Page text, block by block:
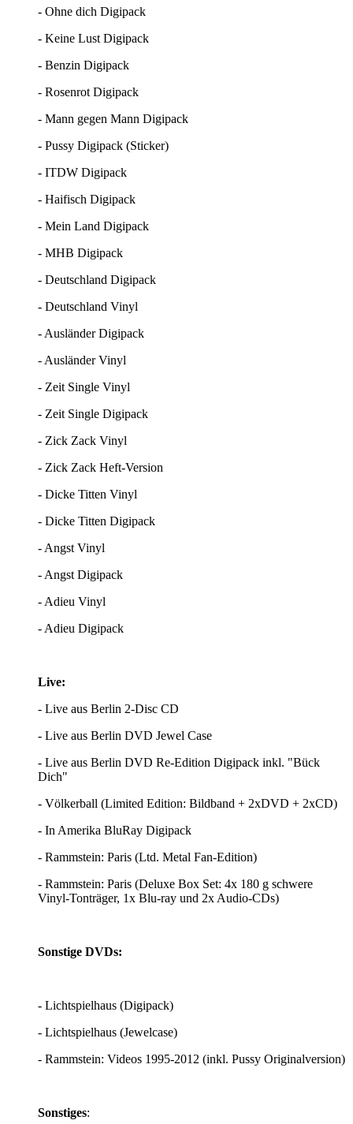
- Ohne dich Digipack
- Keine Lust Digipack
- Benzin Digipack
- Rosenrot Digipack
- Mann gegen Mann Digipack
- Pussy Digipack (Sticker)
- ITDW Digipack
- Haifisch Digipack
- Mein Land Digipack
- MHB Digipack
- Deutschland Digipack
- Deutschland Vinyl
- Ausländer Digipack
- Ausländer Vinyl
- Zeit Single Vinyl
- Zeit Single Digipack
- Zick Zack Vinyl
- Zick Zack Heft-Version
- Dicke Titten Vinyl
- Dicke Titten Digipack
- Angst Vinyl
- Angst Digipack
- Adieu Vinyl
- Adieu Digipack
Live:
- Live aus Berlin 2-Disc CD
- Live aus Berlin DVD Jewel Case
- Live aus Berlin DVD Re-Edition Digipack inkl. "Bück
Dich"
- Völkerball (Limited Edition: Bildband + 2xDVD + 2xCD)
- In Amerika BluRay Digipack
- Rammstein: Paris (Ltd. Metal Fan-Edition)
- Rammstein: Paris (Deluxe Box Set: 4x 180 g schwere
Vinyl-Tonträger, 1x Blu-ray und 2x Audio-CDs)
Sonstige DVDs:
- Lichtspielhaus (Digipack)
- Lichtspielhaus (Jewelcase)
- Rammstein: Videos 1995-2012 (inkl. Pussy Originalversion)
Sonstiges: